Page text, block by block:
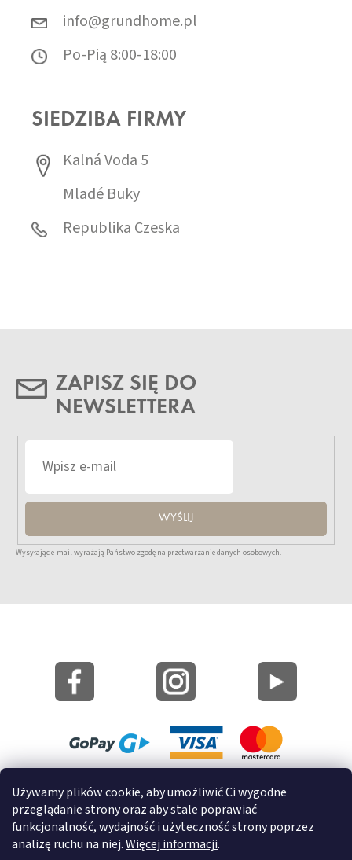
Używamy plików cookie, aby umożliwić Ci wygodne
przeglądanie strony oraz aby stale poprawiać
funkcjonalność, wydajność i użyteczność strony poprzez
analizę ruchu na niej.Więcej informacji.
info@grundhome.pl
Po-Pią 8:00-18:00
SIEDZIBA FIRMY
Kalná Voda 5
Mladé Buky
Republika Czeska
ZAPISZ SIĘ DO
NEWSLETTERA
WYŚLIJ
Wysyłając e-mail wyrażają Państwo zgodę na przetwarzanie danych osobowych.
Informacje o cookies
© 2022 GRUND a.s.